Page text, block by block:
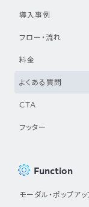
導入事例
フロー・流れ
料金
よくある質問
CTA
フッター
Function
モーダル・ポップアッ